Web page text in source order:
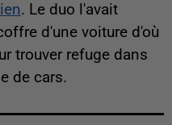
. Le duo l'avait
d'une voiture d'où
trouver refuge dans
de cars.